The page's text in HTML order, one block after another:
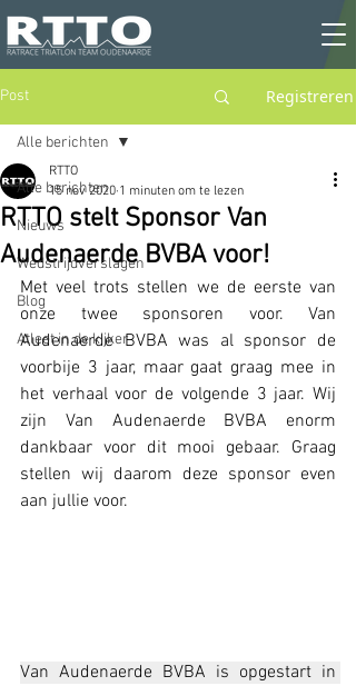
Post Registreren
Alle berichten
Nieuws
Wedstrijdverslagen
Blog
Atleet in de kijker
Alle berichten
RTTO stelt Sponsor Van
Audenaerde BVBA voor!
RTTO
15 nov 2020 1 minuten om te lezen
Met veel trots stellen we de eerste van
onze twee sponsoren voor. Van
Audenaerde BVBA was al sponsor de
voorbije 3 jaar, maar gaat graag mee in
het verhaal voor de volgende 3 jaar. Wij
zijn Van Audenaerde BVBA enorm
dankbaar voor dit mooi gebaar. Graag
stellen wij daarom deze sponsor even
aan jullie voor.
Van Audenaerde BVBA is opgestart in